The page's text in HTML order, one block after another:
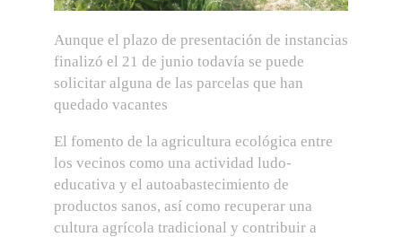
Aunque el plazo de presentación de instancias
finalizó el 21 de junio todavía se puede
solicitar alguna de las parcelas que han
quedado vacantes
El fomento de la agricultura ecológica entre
los vecinos como una actividad ludo-
educativa y el autoabastecimiento de
productos sanos, así como recuperar una
cultura agrícola tradicional y contribuir a